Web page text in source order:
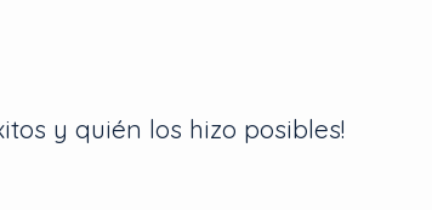
y quién los hizo posibles!